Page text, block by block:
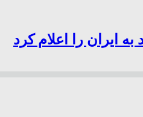
به ایران را اعلام کرد